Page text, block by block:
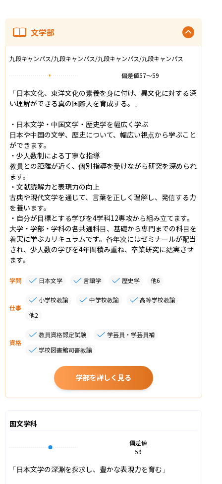
文学部
九段キャンパス/九段キャンパス/九段キャンパス/九段キャンパス
偏差値57〜59
「日本文化、東洋文化の素養を身に付け、異文化に対する深
い理解ができる真の国際人を育成する。」
・日本文学・中国文学・歴史学を幅広く学ぶ
日本や中国の文学、歴史について、幅広い視点から学ぶこと
ができます。
・少人数制による丁寧な指導
教員との距離が近く、個別指導を受けながら研究を深められ
ます。
・文献読解力と表現力の向上
古典や現代文学を通じて、言葉を正しく理解し、発信する力
を養います。
・自分が目標とする学びを4学科12専攻から組み立てます。
大学・学部・学科の各共通科目、基礎から専門までの科目を
着実に学ぶカリキュラムです。各年次にはゼミナールが配当
され、少人数の学びを4年間積み重ね、卒業研究に結実させ
学問 日本文学 言語学 歴史学 他6
仕事
小学校教諭 中学校教諭
高等学校教諭
他2
資格
教員資格認定試験
学芸員・学芸員補
学校図書館司書教諭
学部を詳しく見る
国文学科
偏差値
59
「日本文学の深淵を探求し、豊かな表現力を育む」